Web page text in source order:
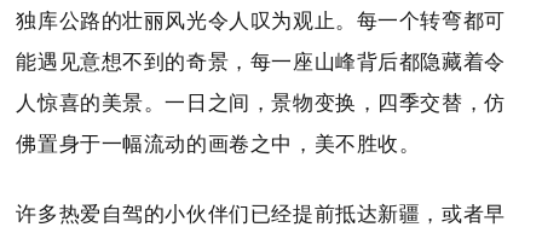
独库公路的壮丽风光令人叹为观止。每一个转弯都可
能遇见意想不到的奇景，每一座山峰背后都隐藏着令
人惊喜的美景。一日之间，景物变换，四季交替，仿
佛置身于一幅流动的画卷之中，美不胜收。
许多热爱自驾的小伙伴们已经提前抵达新疆，或者早